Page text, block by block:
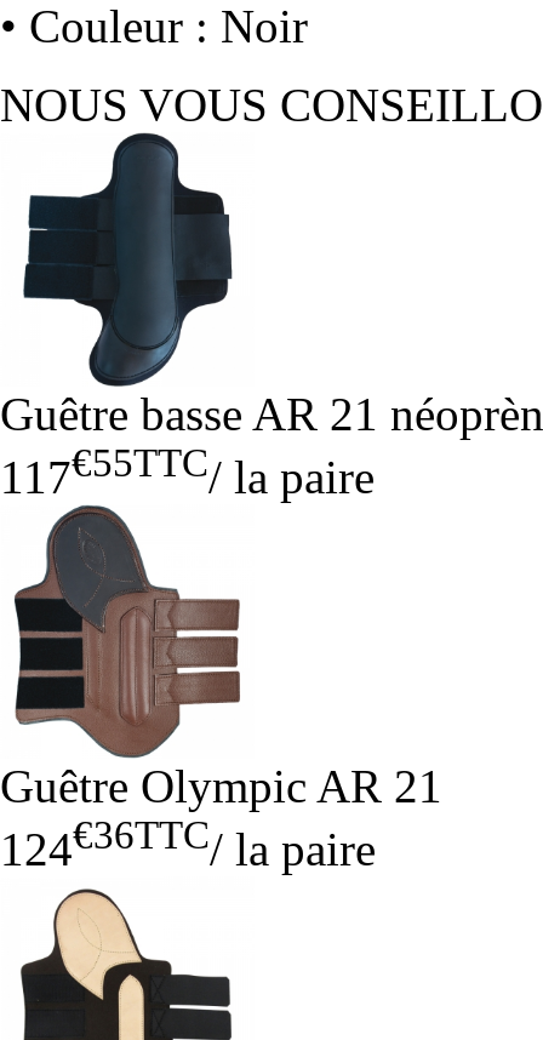
• Couleur : Noir
NOUS VOUS
Guêtre basse AR 21
117€55TTC/ la paire
Guêtre Olympic AR 21
124€36TTC/ la paire